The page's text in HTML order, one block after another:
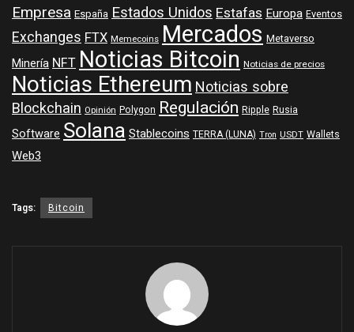
Empresa España Estados Unidos Estafas Europa Eventos
Exchanges FTX Memecoins Mercados Metaverso
Minería NFTNoticias Bitcoin Noticias de precios
Noticias EthereumNoticias sobre
Blockchain Opinión Polygon Regulación Ripple Rusia
Software Solana Stablecoins TERRA (LUNA) Tron USDT Wallets
Web3
Tags: Bitcoin